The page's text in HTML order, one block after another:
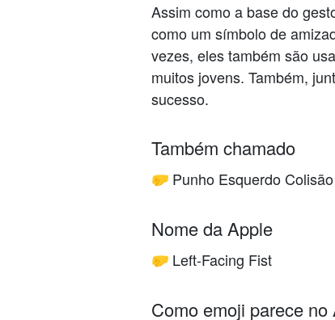
Assim como a base do
como um símbolo de
vezes, eles também são
muitos jovens. Também,
sucesso.
Também chamado
🤛 Punho Esquerdo Colisão
Nome da Apple
🤛 Left-Facing Fist
Como emoji parece